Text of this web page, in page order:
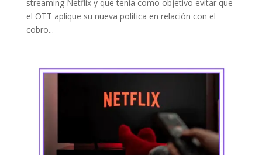
streaming Netflix y que tenía como objetivo evitar que
el OTT aplique su nueva política en relación con el
cobro...